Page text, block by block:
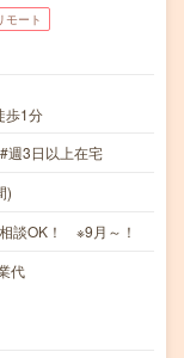
モート
歩1分
3日以上在宅
)
談OK！ ※9月～！
代